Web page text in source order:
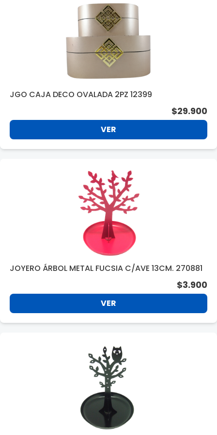
JGO CAJA DECO OVALADA 2PZ 12399
$29.900
VER
JOYERO ÁRBOL METAL FUCSIA C/AVE 13CM. 270881
$3.900
VER